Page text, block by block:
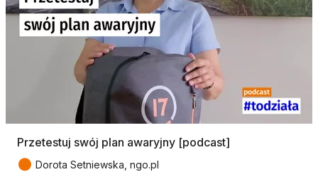
Przetestuj swój plan awaryjny [podcast]
● Dorota Setniewska, ngo.pl